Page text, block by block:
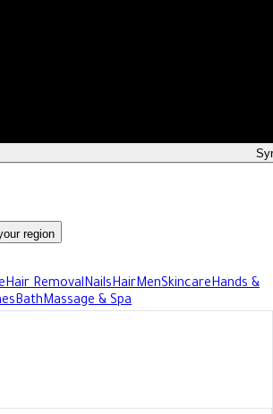
region
Hair RemovalNailsHairMenSkincareHands &
BathMassage & Spa